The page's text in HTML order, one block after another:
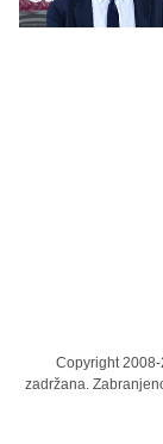
Copyright
zadržana.